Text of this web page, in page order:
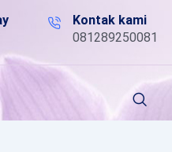
Kontak kami
081289250081